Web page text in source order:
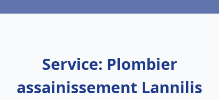
Service: Plombier
assainissement Lannilis